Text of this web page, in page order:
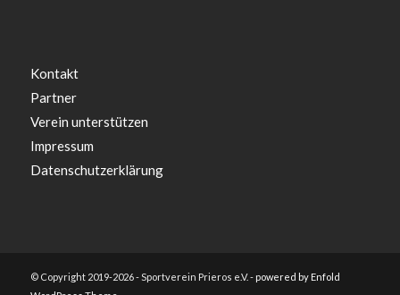
Kontakt
Partner
Verein unterstützen
Impressum
Datenschutzerklärung
© Copyright 2019-2026 - Sportverein Prieros e.V. - powered by Enfold